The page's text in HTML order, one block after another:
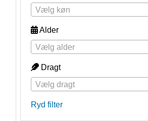
Vælg køn
Alder
Vælg alder
Dragt
Vælg dragt
Ryd filter